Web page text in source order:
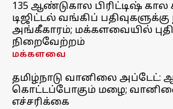
135 ஆண்டுகால பிரிட்டிஷ் கால
டிஜிட்டல் வங்கிப்
அங்கீகாரம்; மக்களவையில்
நிறைவேற்றம்
மக்களவை
தமிழ்நாடு வானிலை அப்டேட்:
கொட்டப்போகும் மழை;
எச்சரிக்கை